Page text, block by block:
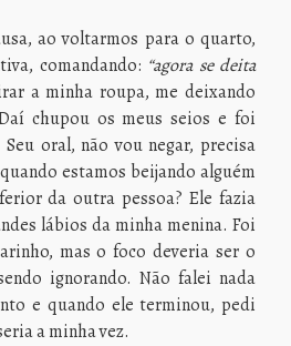
ao voltarmos para o quarto,
comandando: “agora se deita
a minha roupa, me deixando
chupou os meus seios e foi
oral, não vou negar, precisa
estamos beijando alguém
da outra pessoa? Ele fazia
lábios da minha menina. Foi
mas o foco deveria ser o
ignorando. Não falei nada
e quando ele terminou, pedi
a minha vez.